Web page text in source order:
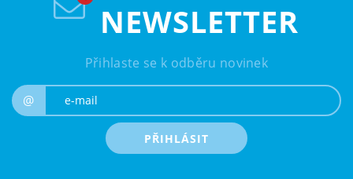
NEWSLETTER
Přihlaste se k odběru novinek
@
PŘIHLÁSIT